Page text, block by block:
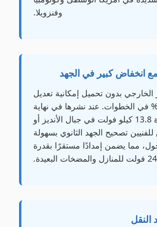
وفنزويلا.
انخفاض كبير في الجهد
الخارجي بدون تحميل إمكانية تعديل
الجهد بنسبة ±5% في الخطوات. عند نشرها في نهاية
مغذيات طويلة بقدرة 13.8 كيلو فولت في جبال الأنديز أو
تصحيح الجهد الثانوي بسهولة
مما يضمن إمدادًا مستقرًا بقدرة
والمضخات البعيدة.